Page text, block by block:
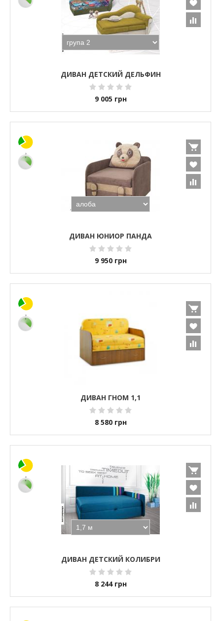
ДИВАН ДЕТСКИЙ ДЕЛЬФИН
9 005 грн
ДИВАН ЮНИОР ПАНДА
9 950 грн
ДИВАН ГНОМ 1,1
8 580 грн
ДИВАН ДЕТСКИЙ КОЛИБРИ
8 244 грн